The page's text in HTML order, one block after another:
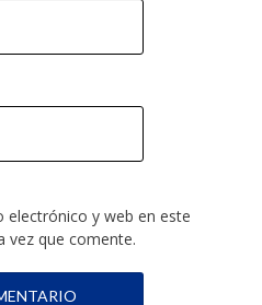
electrónico y web en este
vez que comente.